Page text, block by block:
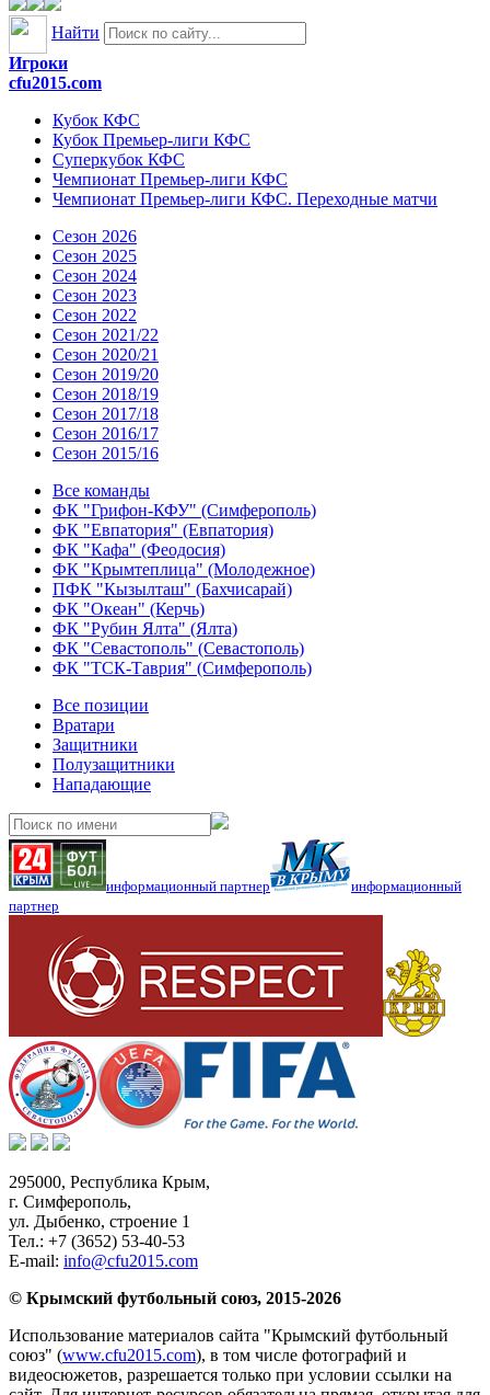
Найти
Игроки
cfu2015.com
Кубок КФС
Кубок Премьер-лиги КФС
Суперкубок КФС
Чемпионат Премьер-лиги КФС
Чемпионат Премьер-лиги КФС. Переходные матчи
Сезон 2026
Сезон 2025
Сезон 2024
Сезон 2023
Сезон 2022
Сезон 2021/22
Сезон 2020/21
Сезон 2019/20
Сезон 2018/19
Сезон 2017/18
Сезон 2016/17
Сезон 2015/16
Все команды
ФК "Грифон-КФУ" (Симферополь)
ФК "Евпатория" (Евпатория)
ФК "Кафа" (Феодосия)
ФК "Крымтеплица" (Молодежное)
ПФК "Кызылташ" (Бахчисарай)
ФК "Океан" (Керчь)
ФК "Рубин Ялта" (Ялта)
ФК "Севастополь" (Севастополь)
ФК "ТСК-Таврия" (Симферополь)
Все позиции
Вратари
Защитники
Полузащитники
Нападающие
информационный партнер
информационный
партнер
295000, Республика Крым,
г. Симферополь,
ул. Дыбенко, строение 1
Тел.: +7 (3652) 53-40-53
E-mail: info@cfu2015.com
© Крымский футбольный союз, 2015-2026
Использование материалов сайта "Крымский футбольный
союз" (www.cfu2015.com), в том числе фотографий и
видеосюжетов, разрешается только при условии ссылки на